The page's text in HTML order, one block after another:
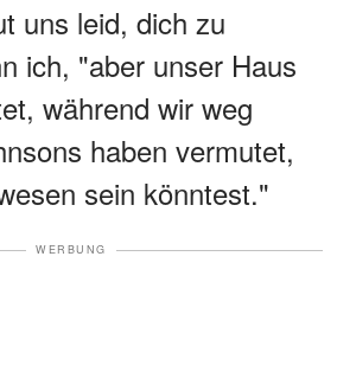
uns leid, dich zu
ich, "aber unser Haus
während wir weg
haben vermutet,
sein könntest."
WERBUNG